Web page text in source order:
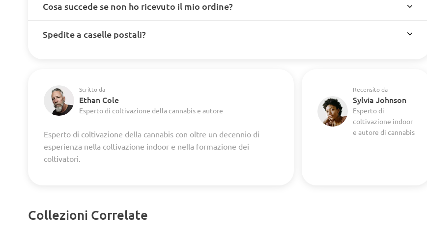
Cosa succede se non ho ricevuto il mio ordine?
Spedite a caselle postali?
Scritto da
Ethan Cole
Esperto di coltivazione della cannabis e autore
Esperto di coltivazione della cannabis con oltre un decennio di
esperienza nella coltivazione indoor e nella formazione dei
coltivatori.
Recensito da
Sylvia Johnson
Esperto di
coltivazione indoor
e autore di cannabis
Collezioni Correlate